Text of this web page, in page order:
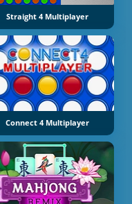
Straight 4 Multiplayer
Connect 4 Multiplayer